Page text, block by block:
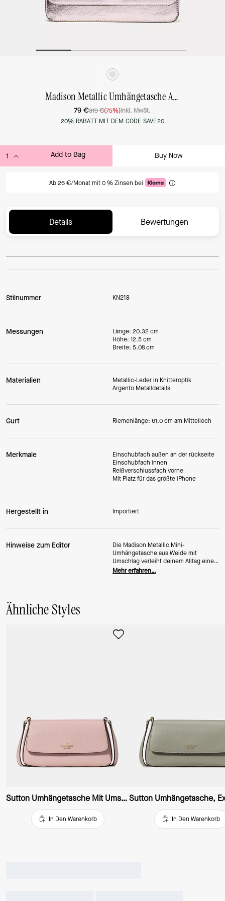
Madison Metallic Umhängetasche Aus Weide Mit Umschlag, Extraklein
79 €319 €(75%)inkl. MwSt.
20% RABATT MIT DEM CODE SAVE20
Add to Bag Buy Now
Ab 26 €/Monat mit 0 % Zinsen bei
Details Bewertungen
Stilnummer KN218
Messungen
Länge: 20.32 cm
Höhe: 12.5 cm
Breite: 5.08 cm
Materialien
Metallic-Leder in Knitteroptik
Argento Metalldetails
Gurt Riemenlänge: 61,0 cm am Mittelloch
Merkmale
Einschubfach außen an der rückseite
Einschubfach innen
Reißverschlussfach vorne
Mit Platz für das größte iPhone
Hergestellt in Importiert
Hinweise zum Editor
Die Madison Metallic Mini-
Umhängetasche aus Weide mit
Umschlag verleiht deinem Alltag einen
Hauch von Glanz. Mit ihrem
Mehr erfahren…
Ähnliche Styles
Sutton Umhängetasche Mit Umschlag, Extraklein
In Den Warenkorb
Sutton Umhängetasche,
In Den Warenkorb